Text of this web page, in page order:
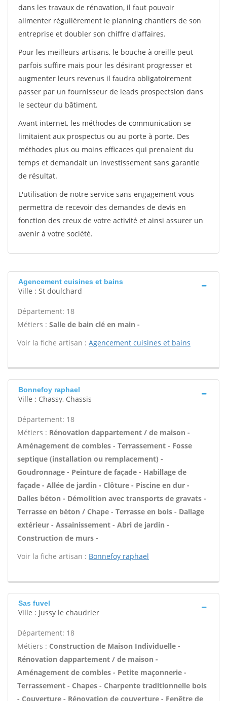
dans les travaux de rénovation, il faut pouvoir
alimenter régulièrement le planning chantiers de son
entreprise et doubler son chiffre d'affaires.
Pour les meilleurs artisans, le bouche à oreille peut
parfois suffire mais pour les désirant progresser et
augmenter leurs revenus il faudra obligatoirement
passer par un fournisseur de leads prospectsion dans
le secteur du bâtiment.
Avant internet, les méthodes de communication se
limitaient aux prospectus ou au porte à porte. Des
méthodes plus ou moins efficaces qui prenaient du
temps et demandait un investissement sans garantie
de résultat.
L'utilisation de notre service sans engagement vous
permettra de recevoir des demandes de devis en
fonction des creux de votre activité et ainsi assurer un
avenir à votre société.
Agencement cuisines et bains
Ville : St doulchard
Département: 18
Métiers : Salle de bain clé en main -
Voir la fiche artisan : Agencement cuisines et bains
Bonnefoy raphael
Ville : Chassy, Chassis
Département: 18
Métiers : Rénovation dappartement / de maison -
Aménagement de combles - Terrassement - Fosse
septique (installation ou remplacement) -
Goudronnage - Peinture de façade - Habillage de
façade - Allée de jardin - Clôture - Piscine en dur -
Dalles béton - Démolition avec transports de gravats -
Terrasse en béton / Chape - Terrasse en bois - Dallage
extérieur - Assainissement - Abri de jardin -
Construction de murs -
Voir la fiche artisan : Bonnefoy raphael
Sas fuvel
Ville : Jussy le chaudrier
Département: 18
Métiers : Construction de Maison Individuelle -
Rénovation dappartement / de maison -
Aménagement de combles - Petite maçonnerie -
Terrassement - Chapes - Charpente traditionnelle bois
- Couverture - Rénovation de couverture - Fenêtre de